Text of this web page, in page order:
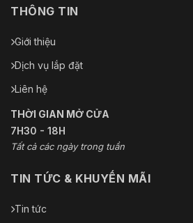
THÔNG TIN
Giới thiệu
Dịch vụ lắp đặt
Liên hệ
THỜI GIAN MỞ CỬA
7H30 - 18H
Tất cả các ngày trong tuần
TIN TỨC & KHUYẾN MÃI
Tin tức